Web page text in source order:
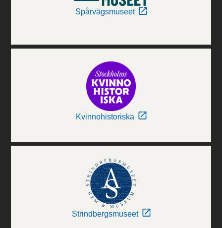
Spårvägsmuseet
Kvinnohistoriska
Strindbergsmuseet